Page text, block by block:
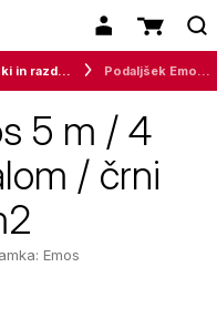
Podaljški in razdelilci
5 m / 4
/ črni
Emos